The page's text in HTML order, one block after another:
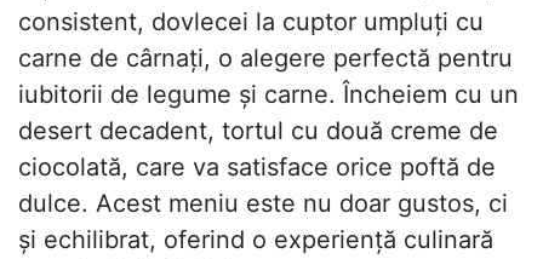
consistent, dovlecei la cuptor umpluți cu
carne de cârnați, o alegere perfectă pentru
iubitorii de legume și carne. Încheiem cu un
desert decadent, tortul cu două creme de
ciocolată, care va satisface orice poftă de
dulce. Acest meniu este nu doar gustos, ci
și echilibrat, oferind o experiență culinară